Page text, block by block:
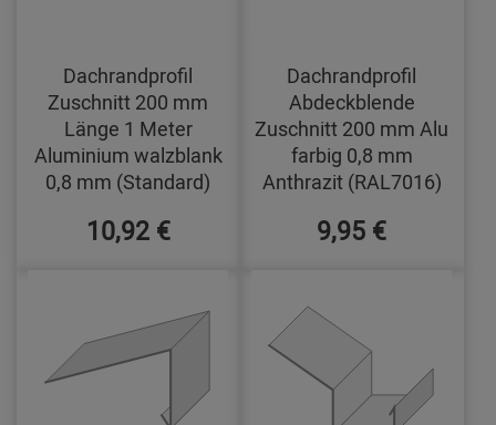
Dachrandprofil
Zuschnitt 200 mm
Länge 1 Meter
Aluminium walzblank
0,8 mm (Standard)
10,92 €
Dachrandprofil
Abdeckblende
Zuschnitt 200 mm Alu
farbig 0,8 mm
Anthrazit (RAL7016)
9,95 €